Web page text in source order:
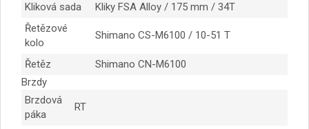
Kliková sada
Kliky FSA Alloy / 175 mm / 34T
Řetězové
kolo
Shimano CS-M6100 / 10-51 T
Řetěz
Shimano CN-M6100
Brzdy
Brzdová
páka
RT